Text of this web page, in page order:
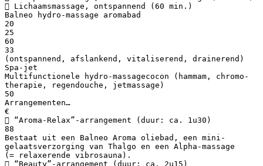
 Lichaamsmassage, ontspannend (60 min.)
Balneo hydro-massage aromabad
20
25
60
33
(ontspannend, afslankend, vitaliserend, drainerend)
Spa-jet
Multifunctionele hydro-massagecocon (hammam, chromo-
therapie, regendouche, jetmassage)
50
Arrangementen…
€
 “Aroma-Relax”-arrangement (duur: ca. 1u30)
88
Bestaat uit een Balneo Aroma oliebad, een mini-
gelaatsverzorging van Thalgo en een Alpha-massage
(= relaxerende vibrosauna).
 “Beauty”-arrangement (duur: ca. 2u15)